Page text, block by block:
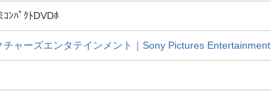
ｺﾝﾊﾟｸﾄDVDﾎ
チャーズエンタテインメント｜Sony Pictures Entertainment